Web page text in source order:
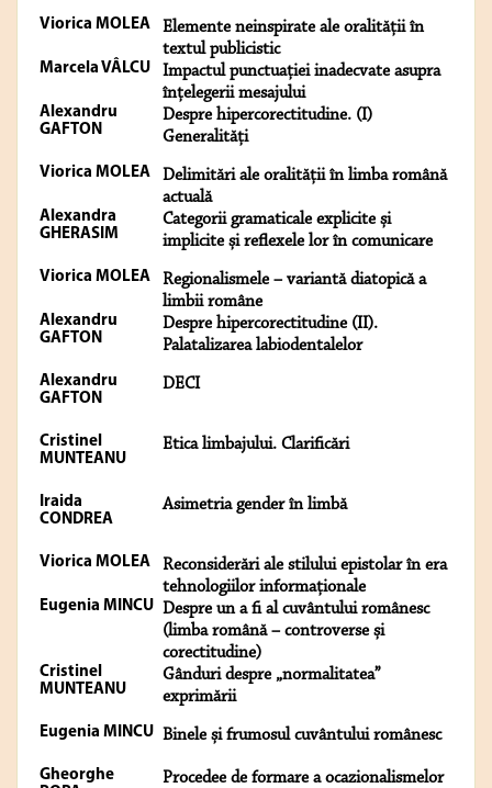
Viorica MOLEA
Elemente neinspirate ale oralității în
textul publicistic
Marcela VÂLCU
Impactul punctuației inadecvate asupra
înțelegerii mesajului
Alexandru
GAFTON
Despre hipercorectitudine. (I)
Generalități
Viorica MOLEA
Delimitări ale oralității în limba română
actuală
Alexandra
GHERASIM
Categorii gramaticale explicite și
implicite și reflexele lor în comunicare
Viorica MOLEA
Regionalismele – variantă diatopică a
limbii române
Alexandru
GAFTON
Despre hipercorectitudine (II).
Palatalizarea labiodentalelor
Alexandru
GAFTON
DECI
Cristinel
MUNTEANU
Etica limbajului. Clarificări
Iraida
CONDREA
Asimetria gender în limbă
Viorica MOLEA
Reconsiderări ale stilului epistolar în era
tehnologiilor informaționale
Eugenia MINCU Despre un a fi al cuvântului românesc
(limba română – controverse și
corectitudine)
Cristinel
MUNTEANU
Gânduri despre „normalitatea”
exprimării
Eugenia MINCU Binele și frumosul cuvântului românesc
Gheorghe
Procedee de formare a ocazionalismelor